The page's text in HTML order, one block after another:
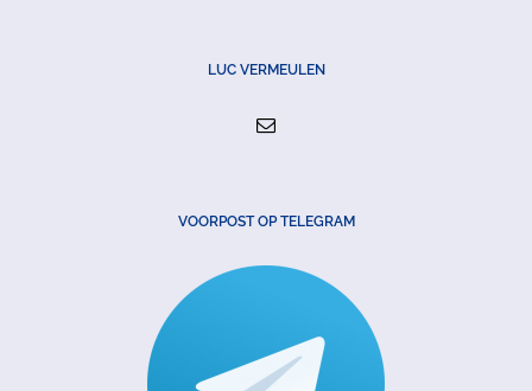
LUC VERMEULEN
VOORPOST OP TELEGRAM